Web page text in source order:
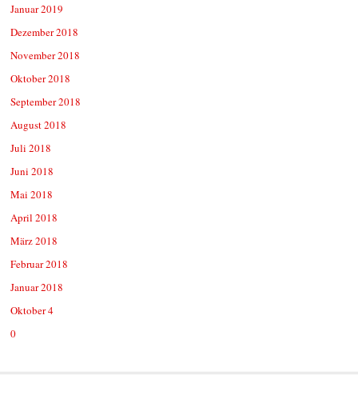
Januar 2019
Dezember 2018
November 2018
Oktober 2018
September 2018
August 2018
Juli 2018
Juni 2018
Mai 2018
April 2018
März 2018
Februar 2018
Januar 2018
Oktober 4
0